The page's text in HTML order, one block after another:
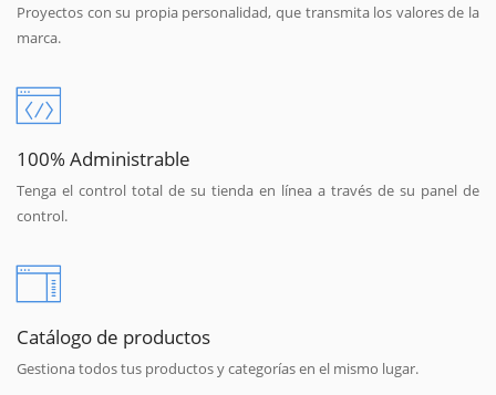
Proyectos con su propia personalidad, que transmita los valores de la
marca.
100% Administrable
Tenga el control total de su tienda en línea a través de su panel de
control.
Catálogo de productos
Gestiona todos tus productos y categorías en el mismo lugar.